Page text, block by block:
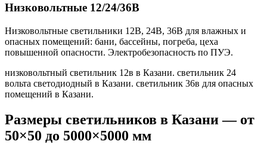
Низковольтные 12/24/36В
Низковольтные светильники 12В, 24В, 36В для влажных и
опасных помещений: бани, бассейны, погреба, цеха
повышенной опасности. Электробезопасность по ПУЭ.
низковольтный светильник 12в в Казани. светильник 24
вольта светодиодный в Казани. светильник 36в для опасных
помещений в Казани.
Размеры светильников в Казани— от
50×50 до 5000×5000 мм